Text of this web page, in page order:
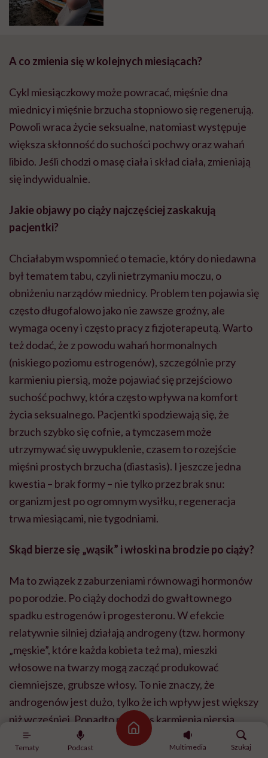
Tematy Podcast
Strona główna
Multimedia
Szukaj
A co zmienia się w kolejnych miesiącach?
Cykl miesiączkowy może powracać, mięśnie dna
miednicy i mięśnie brzucha stopniowo się regenerują.
Powoli wraca życie seksualne, natomiast występuje
większa skłonność do suchości pochwy oraz wahań
libido. Jeśli chodzi o masę ciała i skład ciała, zmieniają
się indywidualnie.
Jakie objawy po ciąży najczęściej zaskakują
pacjentki?
Chciałabym wspomnieć o temacie, który do niedawna
był tematem tabu, czyli nietrzymaniu moczu, o
obniżeniu narządów miednicy. Problem ten pojawia się
często długofalowo jako nie zawsze groźny, ale
wymaga oceny i często pracy z fizjoterapeutą. Warto
też dodać, że z powodu wahań hormonalnych
(niskiego poziomu estrogenów), szczególnie przy
karmieniu piersią, może pojawiać się przejściowo
suchość pochwy, która często wpływa na komfort
życia seksualnego. Pacjentki spodziewają się, że
brzuch szybko się cofnie, a tymczasem może
utrzymywać się uwypuklenie, czasem to rozejście
mięśni prostych brzucha (diastasis). I jeszcze jedna
kwestia – brak formy – nie tylko przez brak snu:
organizm jest po ogromnym wysiłku, regeneracja
trwa miesiącami, nie tygodniami.
Skąd bierze się „wąsik” i włoski na brodzie po ciąży?
Ma to związek z zaburzeniami równowagi hormonów
po porodzie. Po ciąży dochodzi do gwałtownego
spadku estrogenów i progesteronu. W efekcie
relatywnie silniej działają androgeny (tzw. hormony
„męskie”, które każda kobieta też ma), mieszki
włosowe na twarzy mogą zacząć produkować
ciemniejsze, grubsze włosy. To nie znaczy, że
androgenów jest dużo, tylko że ich wpływ jest większy
niż wcześniej. Ponadto podczas karmienia piersią
rośnie poziom prolaktyny, która hamuje estrogeny i
sprzyja „suchszemu”, bardziej androgenowemu